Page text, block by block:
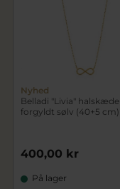
Nyhed
Belladi "Livia" halskæde
forgyldt sølv (40+5 cm)
400,00 kr
På lager